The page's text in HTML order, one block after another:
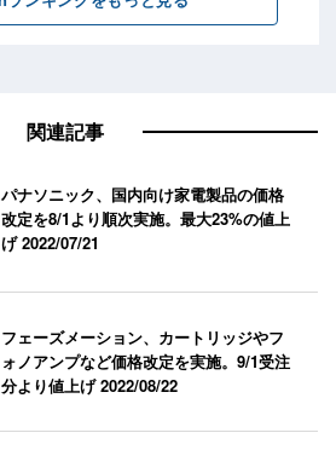
関連記事
パナソニック、国内向け家電製品の価格
改定を8/1より順次実施。最大23%の値上
げ2022/07/21
フェーズメーション、カートリッジやフ
ォノアンプなど価格改定を実施。9/1受注
分より値上げ2022/08/22